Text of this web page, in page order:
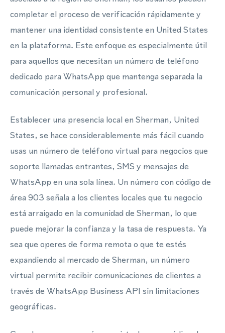
completar el proceso de verificación rápidamente y
mantener una identidad consistente en United States
en la plataforma. Este enfoque es especialmente útil
para aquellos que necesitan un número de teléfono
dedicado para WhatsApp que mantenga separada la
comunicación personal y profesional.
Establecer una presencia local en Sherman, United
States, se hace considerablemente más fácil cuando
usas un número de teléfono virtual para negocios que
soporte llamadas entrantes, SMS y mensajes de
WhatsApp en una sola línea. Un número con código de
área 903 señala a los clientes locales que tu negocio
está arraigado en la comunidad de Sherman, lo que
puede mejorar la confianza y la tasa de respuesta. Ya
sea que operes de forma remota o que te estés
expandiendo al mercado de Sherman, un número
virtual permite recibir comunicaciones de clientes a
través de WhatsApp Business API sin limitaciones
geográficas.